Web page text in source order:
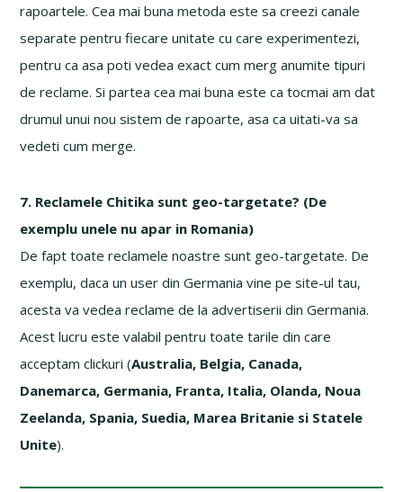
rapoartele. Cea mai buna metoda este sa creezi canale
separate pentru fiecare unitate cu care experimentezi,
pentru ca asa poti vedea exact cum merg anumite tipuri
de reclame. Si partea cea mai buna este ca tocmai am dat
drumul unui nou sistem de rapoarte, asa ca uitati-va sa
vedeti cum merge.
7. Reclamele Chitika sunt geo-targetate? (De
exemplu unele nu apar in Romania)
De fapt toate reclamele noastre sunt geo-targetate. De
exemplu, daca un user din Germania vine pe site-ul tau,
acesta va vedea reclame de la advertiserii din Germania.
Acest lucru este valabil pentru toate tarile din care
acceptam clickuri (Australia, Belgia, Canada,
Danemarca, Germania, Franta, Italia, Olanda, Noua
Zeelanda, Spania, Suedia, Marea Britanie si Statele
Unite).